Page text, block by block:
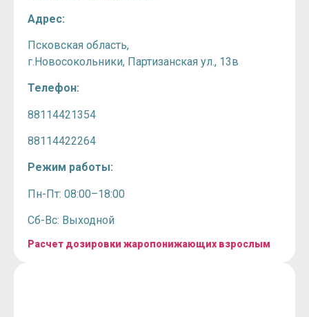
Адрес:
Псковская область,
г.Новосокольники, Партизанская ул., 13в
Телефон:
88114421354
88114422264
Режим работы:
Пн-Пт: 08:00–18:00
Сб-Вс: Выходной
Расчет дозировки жаропонижающих взрослым